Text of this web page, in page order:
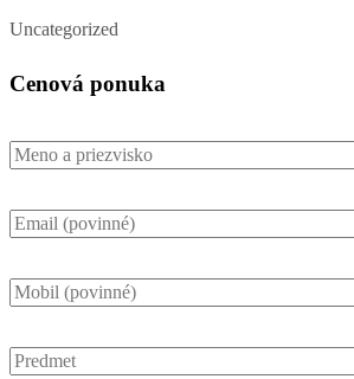
Uncategorized
Cenová ponuka